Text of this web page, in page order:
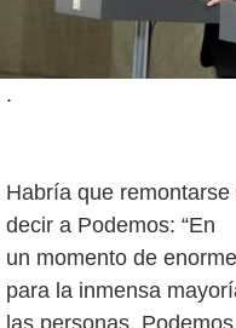
.
Habría que
decir a Podemos: “En
un momento de
para la inmensa
las personas,